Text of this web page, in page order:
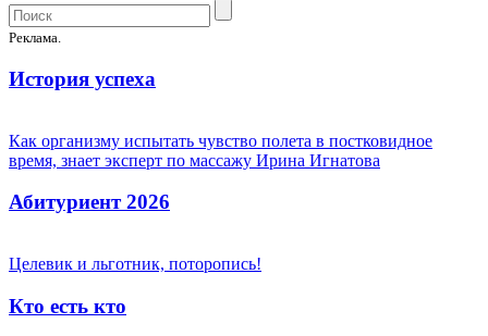
Реклама.
История успеха
Как организму испытать чувство полета в постковидное
время, знает эксперт по массажу Ирина Игнатова
Абитуриент 2026
Целевик и льготник, поторопись!
Кто есть кто